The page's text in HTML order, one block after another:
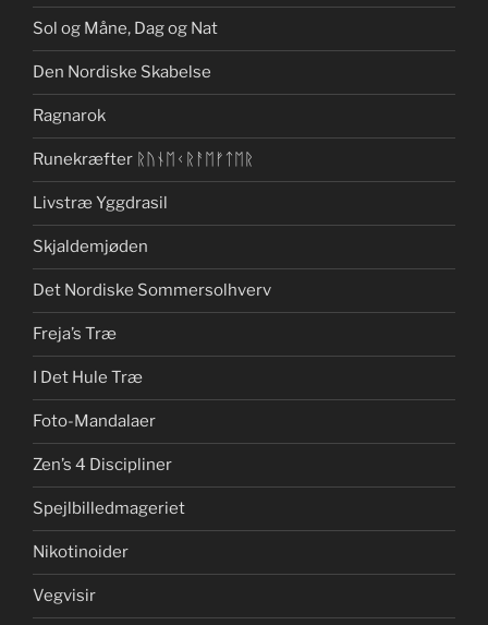
Sol og Måne, Dag og Nat
Den Nordiske Skabelse
Ragnarok
Runekræfter ᚱᚢᚾᛖᚲᚱᚨᛖᚠᛏᛖᚱ
Livstræ Yggdrasil
Skjaldemjøden
Det Nordiske Sommersolhverv
Freja’s Træ
I Det Hule Træ
Foto-Mandalaer
Zen’s 4 Discipliner
Spejlbilledmageriet
Nikotinoider
Vegvisir